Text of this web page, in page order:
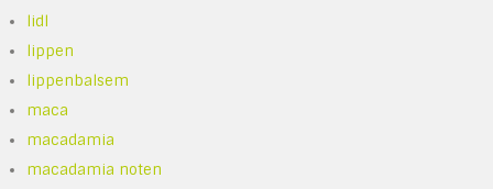
lidl
lippen
lippenbalsem
maca
macadamia
macadamia noten